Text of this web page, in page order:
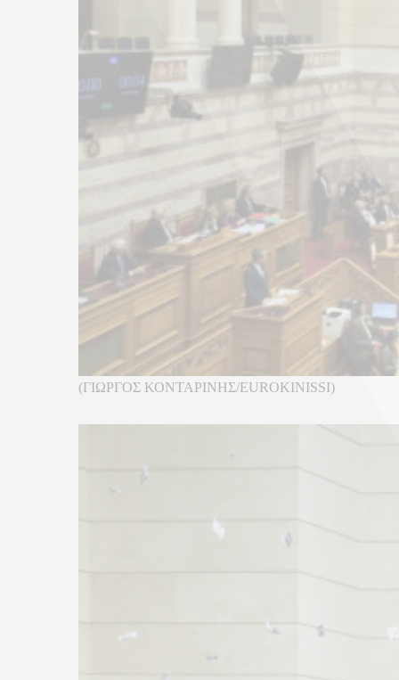
(ΓΙΩΡΓΟΣ ΚΟΝΤΑΡΙΝΗΣ/EUROKINISSI)